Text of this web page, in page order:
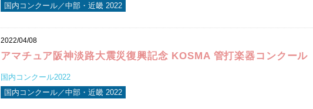
国内コンクール／中部・近畿 2022
2022/04/08
アマチュア阪神淡路大震災復興記念 KOSMA 管打楽器コンクール
国内コンクール2022
国内コンクール／中部・近畿 2022